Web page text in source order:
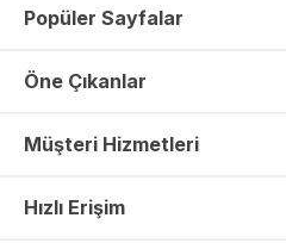
Popüler Sayfalar
Öne Çıkanlar
Müşteri Hizmetleri
Hızlı Erişim